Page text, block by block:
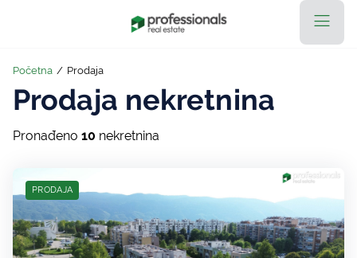
Početna / Prodaja
Prodaja nekretnina
Pronađeno 10 nekretnina
PRODAJA